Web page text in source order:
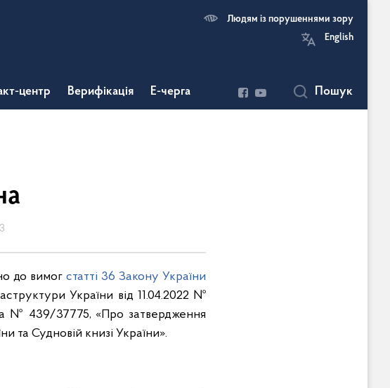
Людям із порушеннями зору
English
центр Верифікація Е-черга Пошук
до вимог статті 36 Закону України
України від 11.04.2022 №
за № 439/37775, «Про затвердження
та Судновій книзі України».